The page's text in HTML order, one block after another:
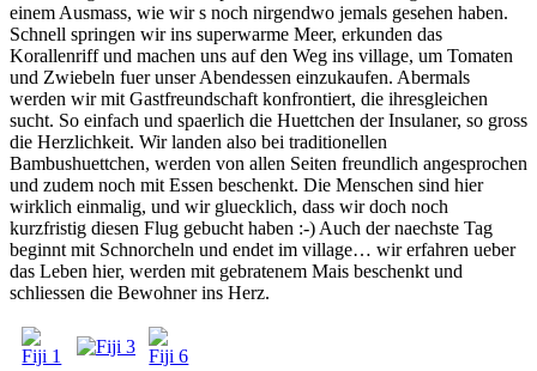
einem Ausmass, wie wir s noch nirgendwo jemals gesehen haben.
Schnell springen wir ins superwarme Meer, erkunden das
Korallenriff und machen uns auf den Weg ins village, um Tomaten
und Zwiebeln fuer unser Abendessen einzukaufen. Abermals
werden wir mit Gastfreundschaft konfrontiert, die ihresgleichen
sucht. So einfach und spaerlich die Huettchen der Insulaner, so gross
die Herzlichkeit. Wir landen also bei traditionellen
Bambushuettchen, werden von allen Seiten freundlich angesprochen
und zudem noch mit Essen beschenkt. Die Menschen sind hier
wirklich einmalig, und wir gluecklich, dass wir doch noch
kurzfristig diesen Flug gebucht haben :-) Auch der naechste Tag
beginnt mit Schnorcheln und endet im village… wir erfahren ueber
das Leben hier, werden mit gebratenem Mais beschenkt und
schliessen die Bewohner ins Herz.